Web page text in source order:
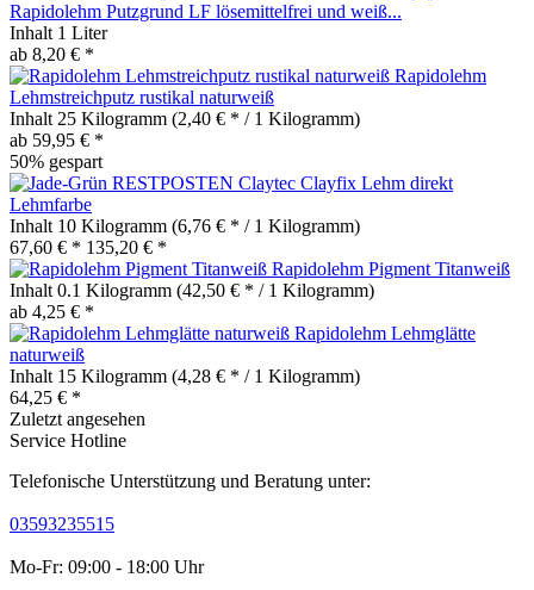
Rapidolehm Putzgrund LF lösemittelfrei und weiß...
Inhalt 1 Liter
ab 8,20 € *
Rapidolehm
Lehmstreichputz rustikal naturweiß
Inhalt 25 Kilogramm (2,40 € * / 1 Kilogramm)
ab 59,95 € *
50% gespart
RESTPOSTEN Claytec Clayfix Lehm direkt
Lehmfarbe
Inhalt 10 Kilogramm (6,76 € * / 1 Kilogramm)
67,60 € * 135,20 € *
Rapidolehm Pigment Titanweiß
Inhalt 0.1 Kilogramm (42,50 € * / 1 Kilogramm)
ab 4,25 € *
Rapidolehm Lehmglätte
naturweiß
Inhalt 15 Kilogramm (4,28 € * / 1 Kilogramm)
64,25 € *
Zuletzt angesehen
Service Hotline
Telefonische Unterstützung und Beratung unter:
03593235515
Mo-Fr: 09:00 - 18:00 Uhr